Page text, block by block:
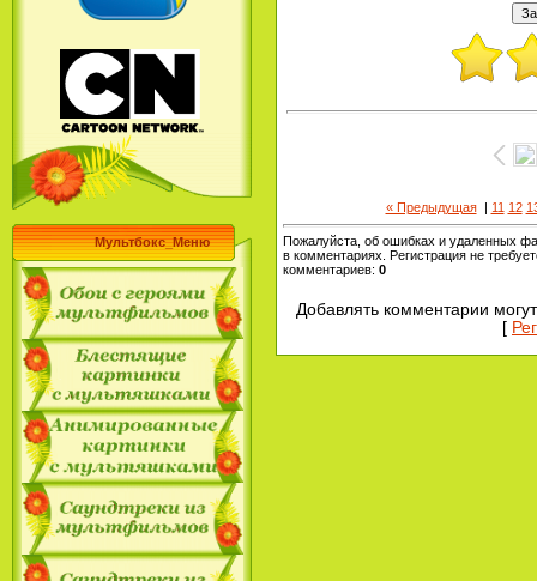
Мультбокс_Меню
« Предыдущая| 11 12
Пожалуйста, об ошибках и удаленных
в комментариях. Регистрация не
комментариев: 0
Добавлять комментарии
[